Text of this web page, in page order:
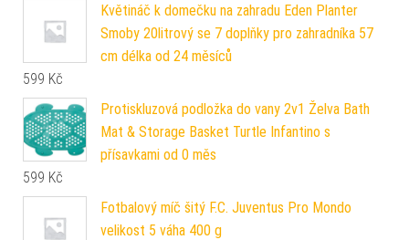
Květináč k domečku na zahradu Eden Planter
Smoby 20litrový se 7 doplňky pro zahradníka 57
cm délka od 24 měsíců
599 Kč
Protiskluzová podložka do vany 2v1 Želva Bath
Mat & Storage Basket Turtle Infantino s
přísavkami od 0 měs
599 Kč
Fotbalový míč šitý F.C. Juventus Pro Mondo
velikost 5 váha 400 g